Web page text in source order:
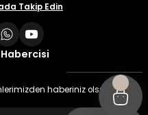
Takip Edin
haberiniz olsun